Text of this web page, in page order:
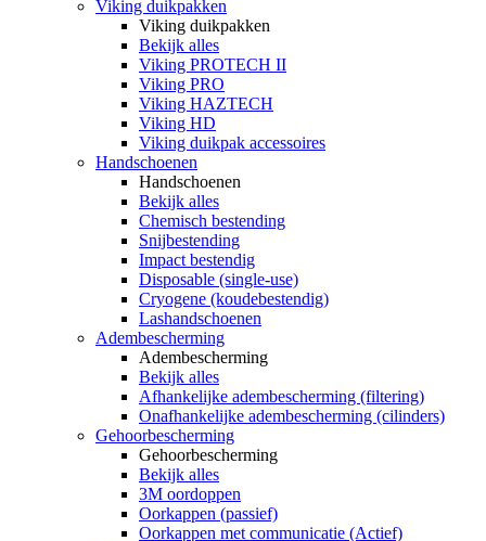
Viking duikpakken
Viking duikpakken
Bekijk alles
Viking PROTECH II
Viking PRO
Viking HAZTECH
Viking HD
Viking duikpak accessoires
Handschoenen
Handschoenen
Bekijk alles
Chemisch bestending
Snijbestending
Impact bestendig
Disposable (single-use)
Cryogene (koudebestendig)
Lashandschoenen
Adembescherming
Adembescherming
Bekijk alles
Afhankelijke adembescherming (filtering)
Onafhankelijke adembescherming (cilinders)
Gehoorbescherming
Gehoorbescherming
Bekijk alles
3M oordoppen
Oorkappen (passief)
Oorkappen met communicatie (Actief)